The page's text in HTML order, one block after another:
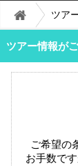
ツア
ツアー情報が
ご希望の
お手数で